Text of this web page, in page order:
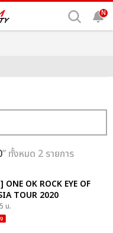
N
” ทั้งหมด 2 รายการ
OK ROCK EYE OF
TOUR 2020
น.